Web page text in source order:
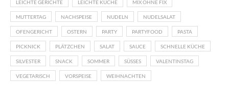
LEICHTE GERICHTE LEICHTE KÜCHE MIX OHNE FIX
MUTTERTAG NACHSPEISE NUDELN NUDELSALAT
OFENGERICHT OSTERN PARTY PARTYFOOD PASTA
PICKNICK PLÄTZCHEN SALAT SAUCE SCHNELLE KÜCHE
SILVESTER SNACK SOMMER SÜSSES VALENTINSTAG
VEGETARISCH VORSPEISE WEIHNACHTEN